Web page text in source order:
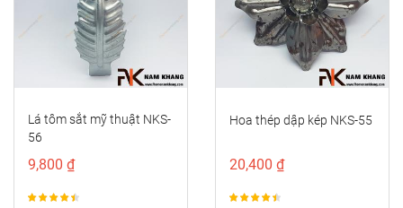
Lá tôm sắt mỹ thuật NKS-
56
9,800 ₫
Hoa thép dập kép NKS-55
20,400 ₫